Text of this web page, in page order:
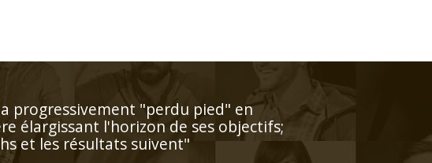
pédagogie ce qui facilite beaucoup
serviable"